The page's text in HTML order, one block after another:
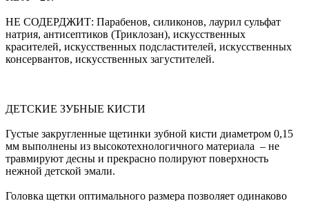
НЕ СОДЕРДЖИТ: Парабенов, силиконов, лаурил сульфат
натрия, антисептиков (Триклозан), искусственных
красителей, искусственных подсластителей, искусственных
консервантов, искусственных загустителей.
ДЕТСКИЕ ЗУБНЫЕ КИСТИ
Густые закругленные щетинки зубной кисти диаметром 0,15
мм выполнены из высокотехнологичного материала – не
травмируют десны и прекрасно полируют поверхность
нежной детской эмали.
Головка щетки оптимального размера позволяет одинаково